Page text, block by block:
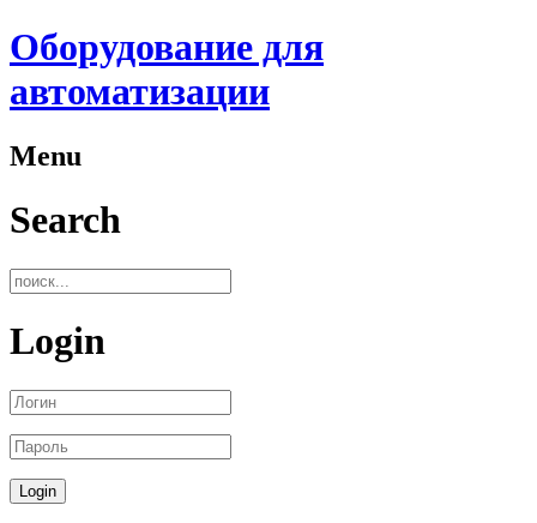
Оборудование для
автоматизации
Menu
Search
Login